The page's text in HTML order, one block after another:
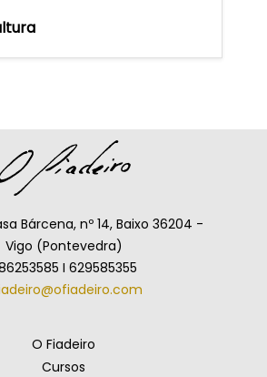
Bárcena, nº 14, Baixo 36204 -
Vigo (Pontevedra)
I 629585355
O Fiadeiro
Cursos